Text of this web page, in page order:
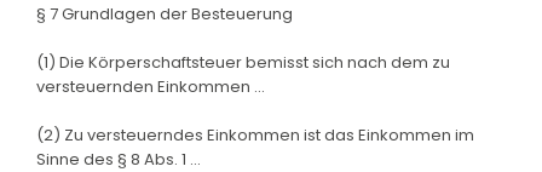
§ 7 Grundlagen der Besteuerung
(1) Die Körperschaftsteuer bemisst sich nach dem zu
versteuernden Einkommen ...
(2) Zu versteuerndes Einkommen ist das Einkommen im
Sinne des § 8 Abs. 1 ...